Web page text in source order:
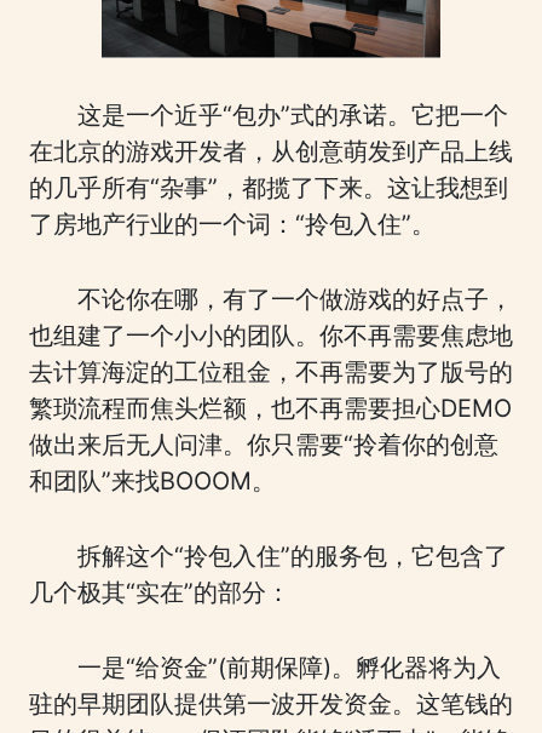
这是一个近乎“包办”式的承诺。它把一个
在北京的游戏开发者，从创意萌发到产品上线
的几乎所有“杂事”，都揽了下来。这让我想到
了房地产行业的一个词：“拎包入住”。
不论你在哪，有了一个做游戏的好点子，
也组建了一个小小的团队。你不再需要焦虑地
去计算海淀的工位租金，不再需要为了版号的
繁琐流程而焦头烂额，也不再需要担心DEMO
做出来后无人问津。你只需要“拎着你的创意
和团队”来找BOOOM。
拆解这个“拎包入住”的服务包，它包含了
几个极其“实在”的部分：
一是“给资金”(前期保障)。孵化器将为入
驻的早期团队提供第一波开发资金。这笔钱的